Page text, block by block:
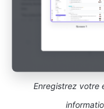
Enregistrez votre